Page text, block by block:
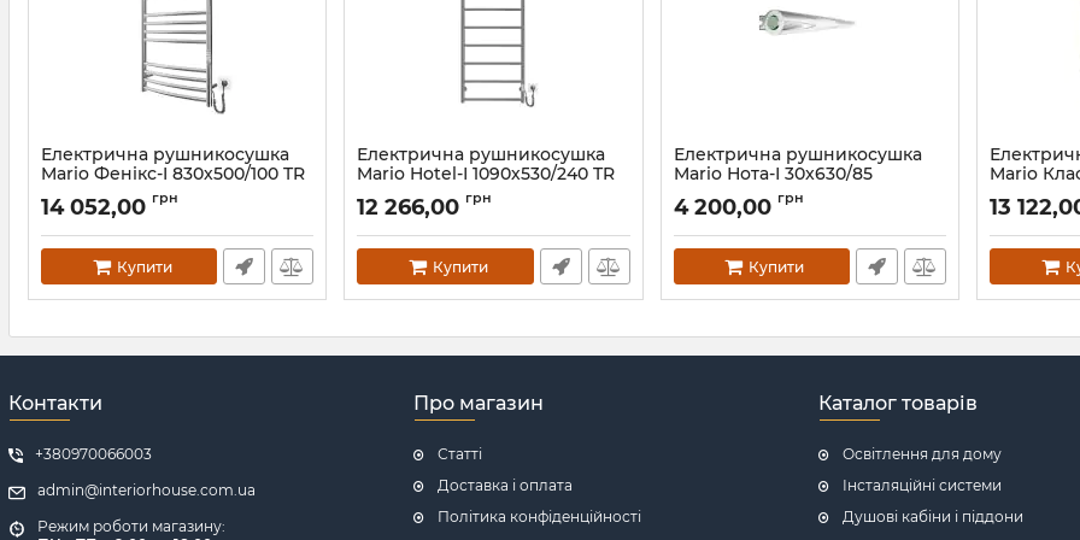
Електрична рушникосушка
Mario Фенікс-I 830х500/100 TR
Артикул:2.2.1302.03.P
14 052,00 грн
Купити
Електрична рушникосушка
Mario Hotel-І 1090х530/240 TR
Артикул:2.3.6204.11.P-ST
12 266,00 грн
Купити
Електрична рушникосушка
Mario Нота-І 30x630/85
Артикул: 2.13.046002.0
4 200,00 грн
Купити
Mario
TR K
Артикул:
13
Контакти
+380970066003
admin@interiorhouse.com.ua
Режим роботи магазину:
Про магазин
Статті
Доставка і оплата
Політика конфіденційності
Каталог товарів
Освітлення для дому
Інсталяційні системи
Душові кабіни і піддони